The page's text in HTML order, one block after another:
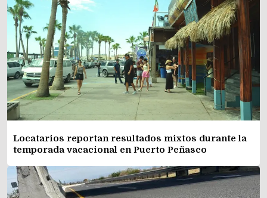
Locatarios reportan resultados mixtos durante la
temporada vacacional en Puerto Peñasco